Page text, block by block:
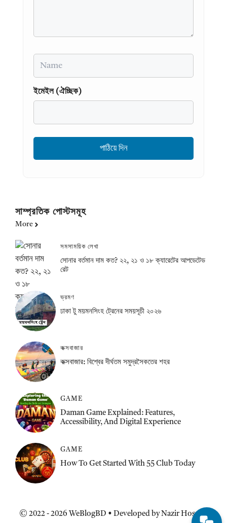
ইমেইল (ঐচ্ছিক)
সাম্প্রতিক পোস্টসমূহ
More
সমসাময়িক লেখা
সোনার বর্তমান দাম কত? ২২, ২১ ও ১৮ ক্যারেটের আপডেটেড
রেট
ভ্রমণ
ঢাকা টু ময়মনসিংহ ট্রেনের সময়সূচী ২০২৬
কক্সবাজার
কক্সবাজার: বিশ্বের দীর্ঘতম সমুদ্রসৈকতের শহর
GAME
Daman Game Explained: Features,
Accessibility, And Digital Experience
GAME
How To Get Started With 55 Club Today
© 2022 - 2026 WeBlogBD • Developed by Nazir Hossain